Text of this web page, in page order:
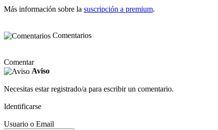
Más información sobre la suscripción a premium.
Comentarios
Comentar
Aviso
Necesitas estar registrado/a para escribir un comentario.
Identificarse
Usuario o Email